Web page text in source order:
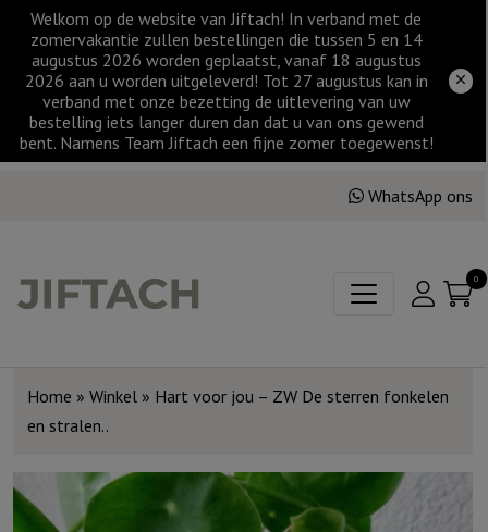
Welkom op de website van Jiftach! In verband met de
zomervakantie zullen bestellingen die tussen 5 en 14
augustus 2026 worden geplaatst, vanaf 18 augustus
2026 aan u worden uitgeleverd! Tot 27 augustus kan in
verband met onze bezetting de uitlevering van uw
bestelling iets langer duren dan dat u van ons gewend
bent. Namens Team Jiftach een fijne zomer toegewenst!
WhatsApp ons
0
Home » Winkel » Hart voor jou – ZW De sterren fonkelen
en stralen..